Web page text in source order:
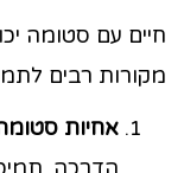
חיים עם סטומה
מקורות רבים
אחיות